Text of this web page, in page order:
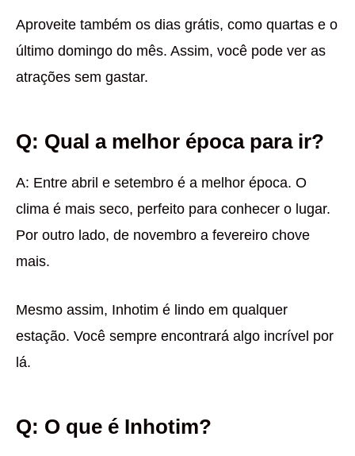
Aproveite também os dias grátis, como quartas e o
último domingo do mês. Assim, você pode ver as
atrações sem gastar.
Q: Qual a melhor época para ir?
A: Entre abril e setembro é a melhor época. O
clima é mais seco, perfeito para conhecer o lugar.
Por outro lado, de novembro a fevereiro chove
mais.
Mesmo assim, Inhotim é lindo em qualquer
estação. Você sempre encontrará algo incrível por
lá.
Q: O que é Inhotim?